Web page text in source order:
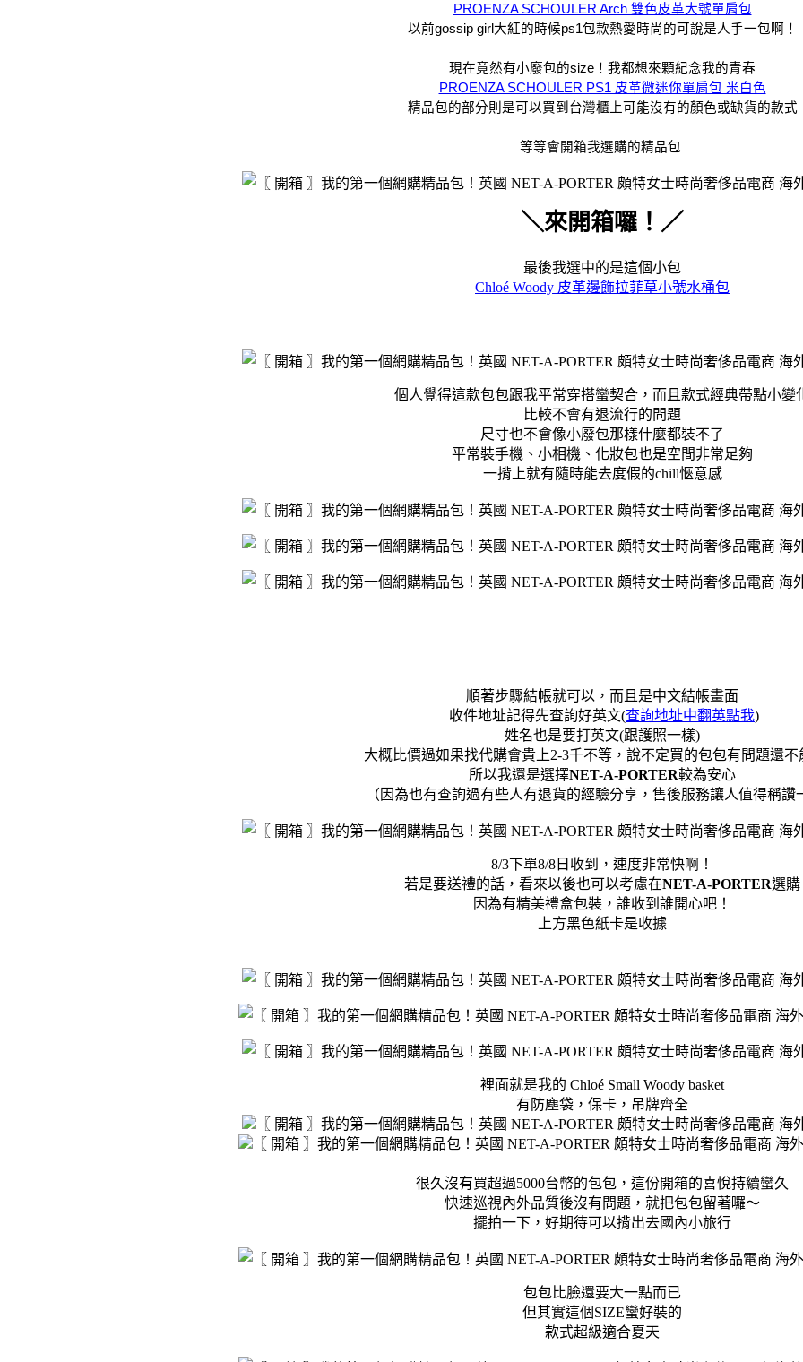
PROENZA SCHOULER Arch 雙色皮革大號單肩包
以前gossip girl大紅的時候ps1包款熱愛時尚的可說是人手一包啊！
現在竟然有小廢包的size！我都想來顆紀念我的青春
PROENZA SCHOULER PS1 皮革微迷你單肩包 米白色
精品包的部分則是可以買到台灣櫃上可能沒有的顏色或缺貨的款式
等等會開箱我選購的精品包
＼來開箱囉！／
最後我選中的是這個小包
Chloé Woody 皮革邊飾拉菲草小號水桶包
個人覺得這款包包跟我平常穿搭蠻契合，而且款式經典帶點小變
比較不會有退流行的問題
尺寸也不會像小廢包那樣什麼都裝不了
平常裝手機、小相機、化妝包也是空間非常足夠
一揹上就有隨時能去度假的chill愜意感
順著步驟結帳就可以，而且是中文結帳畫面
收件地址記得先查詢好英文(查詢地址中翻英點我)
姓名也是要打英文(跟護照一樣)
大概比價過如果找代購會貴上2-3千不等，說不定買的包包有問題還不
所以我還是選擇NET-A-PORTER較為安心
（因為也有查詢過有些人有退貨的經驗分享，售後服務讓人值得稱讚
8/3下單8/8日收到，速度非常快啊！
若是要送禮的話，看來以後也可以考慮在NET-A-PORTER選購
因為有精美禮盒包裝，誰收到誰開心吧！
上方黑色紙卡是收據
裡面就是我的 Chloé Small Woody basket
有防塵袋，保卡，吊牌齊全
很久沒有買超過5000台幣的包包，這份開箱的喜悅持續蠻久
快速巡視內外品質後沒有問題，就把包包留著囉～
擺拍一下，好期待可以揹出去國內小旅行
包包比臉還要大一點而已
但其實這個SIZE蠻好裝的
款式超級適合夏天